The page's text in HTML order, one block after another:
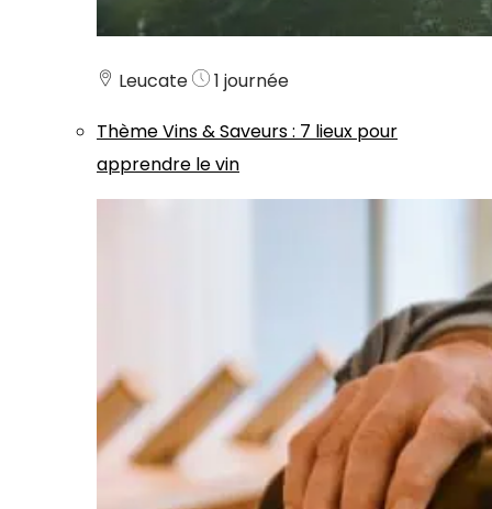
Leucate
1 journée
ThèmeVins & Saveurs: 7 lieux pour
apprendre le vin